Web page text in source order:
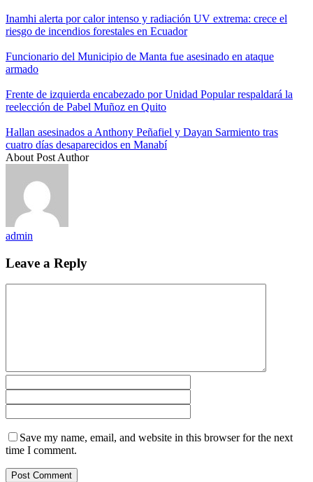
Inamhi alerta por calor intenso y radiación UV extrema: crece el
riesgo de incendios forestales en Ecuador
Funcionario del Municipio de Manta fue asesinado en ataque
armado
Frente de izquierda encabezado por Unidad Popular respaldará la
reelección de Pabel Muñoz en Quito
Hallan asesinados a Anthony Peñafiel y Dayan Sarmiento tras
cuatro días desaparecidos en Manabí
About Post Author
admin
Leave a Reply
Save my name, email, and website in this browser for the next
time I comment.